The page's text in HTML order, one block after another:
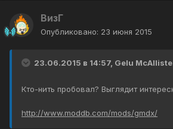
ВизГ
Опубликовано: 23 июня 2015
23.06.2015 в 14:57, Gelu
Кто-нить пробовал? Выглядит
http://www.moddb.com/mods/gmdx/